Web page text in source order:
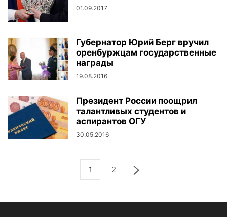
01.09.2017
Губернатор Юрий Берг вручил
оренбуржцам государственные
награды
19.08.2016
Президент России поощрил
талантливых студентов и
аспирантов ОГУ
30.05.2016
1 2